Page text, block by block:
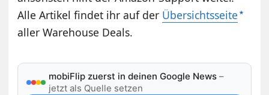
Alle Artikel findet ihr auf der Übersichtsseite
aller Warehouse Deals.
mobiFlip zuerst in deinen Google News –
jetzt als Quelle setzen